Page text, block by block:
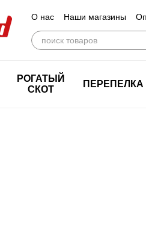
О нас Наши магазины
РОГАТЫЙ
СКОТ
ПЕРЕПЕЛКА